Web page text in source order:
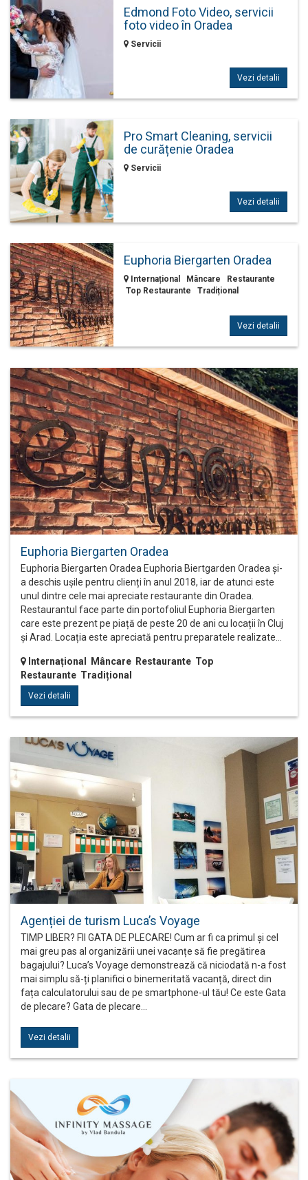
Edmond Foto Video, servicii
foto video în Oradea
Servicii
Vezi detalii
Pro Smart Cleaning, servicii
de curățenie Oradea
Servicii
Vezi detalii
Euphoria Biergarten Oradea
Internațional Mâncare Restaurante
Top Restaurante Tradițional
Vezi detalii
Euphoria Biergarten Oradea
Euphoria Biergarten Oradea Euphoria Biertgarden Oradea și-
a deschis ușile pentru clienți în anul 2018, iar de atunci este
unul dintre cele mai apreciate restaurante din Oradea.
Restaurantul face parte din portofoliul Euphoria Biergarten
care este prezent pe piață de peste 20 de ani cu locații în Cluj
și Arad. Locația este apreciată pentru preparatele realizate…
Internațional Mâncare Restaurante Top
Restaurante Tradițional
Vezi detalii
Agenției de turism Luca’s Voyage
TIMP LIBER? FII GATA DE PLECARE! Cum ar fi ca primul și cel
mai greu pas al organizării unei vacanțe să fie pregătirea
bagajului? Luca’s Voyage demonstrează că niciodată n-a fost
mai simplu să-ți planifici o binemeritată vacanță, direct din
fața calculatorului sau de pe smartphone-ul tău! Ce este Gata
de plecare? Gata de plecare…
Vezi detalii